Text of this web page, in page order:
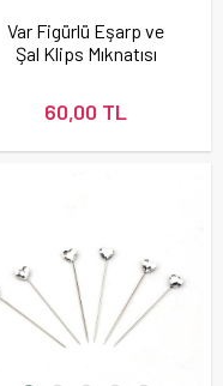
Var Figürlü Eşarp ve
Şal Klips Mıknatısı
60,00 TL